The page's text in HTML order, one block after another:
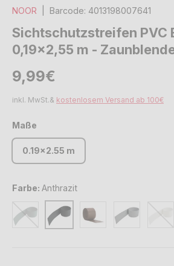
NOOR Barcode: 4013198007641
Sichtschutzstreifen PVC
0,19x2,55 m -
Normaler Preis
9,99€
inkl. MwSt.& kostenlosem Versand ab 100€
Maße
0.19x2.55 m
Farbe: Anthrazit
Grün AnthrazitBraun Hellgrau